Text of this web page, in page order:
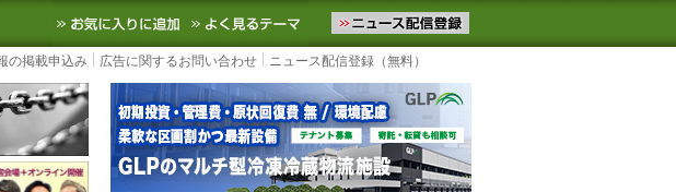
国内外の最新の物流ニュースをお届けします。物流ニュースメール配信を登録す
お気に入りに追加 よく見るテーマ
の掲載申込み 広告に関するお問い合わせ ニュース配信登録（無料）